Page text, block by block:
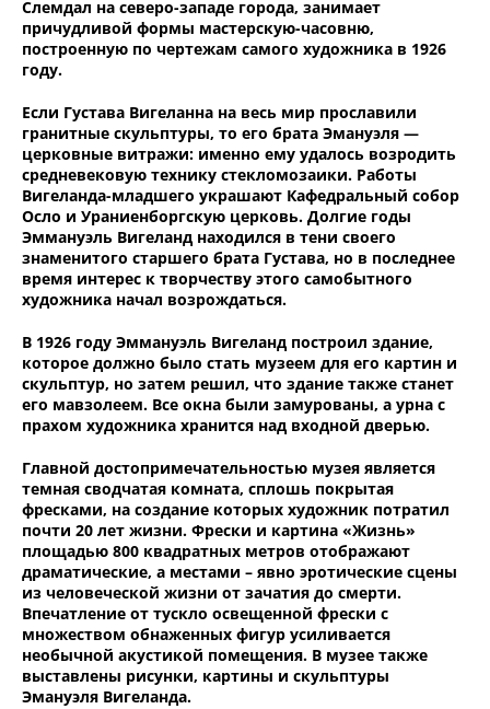
Слемдал на северо-западе города, занимает
причудливой формы мастерскую-часовню,
построенную по чертежам самого художника в 1926
году.
Если Густава Вигеланна на весь мир прославили
гранитные скульптуры, то его брата Эмануэля —
церковные витражи: именно ему удалось возродить
средневековую технику стекломозаики. Работы
Вигеланда-младшего украшают Кафедральный собор
Осло и Ураниенборгскую церковь. Долгие годы
Эммануэль Вигеланд находился в тени своего
знаменитого старшего брата Густава, но в последнее
время интерес к творчеству этого самобытного
художника начал возрождаться.
В 1926 году Эммануэль Вигеланд построил здание,
которое должно было стать музеем для его картин и
скульптур, но затем решил, что здание также станет
его мавзолеем. Все окна были замурованы, а урна с
прахом художника хранится над входной дверью.
Главной достопримечательностью музея является
темная сводчатая комната, сплошь покрытая
фресками, на создание которых художник потратил
почти 20 лет жизни. Фрески и картина «Жизнь»
площадью 800 квадратных метров отображают
драматические, а местами – явно эротические сцены
из человеческой жизни от зачатия до смерти.
Впечатление от тускло освещенной фрески с
множеством обнаженных фигур усиливается
необычной акустикой помещения. В музее также
выставлены рисунки, картины и скульптуры
Эмануэля Вигеланда.